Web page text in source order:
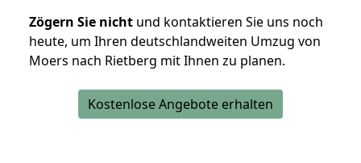
Zögern Sie nicht und kontaktieren Sie uns noch
heute, um Ihren deutschlandweiten Umzug von
Moers nach Rietberg mit Ihnen zu planen.
Kostenlose Angebote erhalten